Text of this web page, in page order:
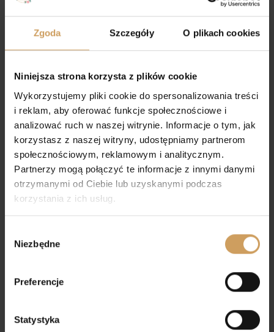
Zgoda Szczegóły O plikach cookies
Niniejsza strona korzysta z plików cookie
Wykorzystujemy pliki cookie do spersonalizowania treści
i reklam, aby oferować funkcje społecznościowe i
analizować ruch w naszej witrynie. Informacje o tym, jak
korzystasz z naszej witryny, udostępniamy partnerom
społecznościowym, reklamowym i analitycznym.
Partnerzy mogą połączyć te informacje z innymi danymi
otrzymanymi od Ciebie lub uzyskanymi podczas
korzystania z ich usług.
zgody
Niezbędne
Preferencje
Statystyka
Komplet komunijny
Wianek+Torebka+Bransoletka
180,00
OPASKA 15
35,00zł
OPASKA 25 Opaska komunijna 17